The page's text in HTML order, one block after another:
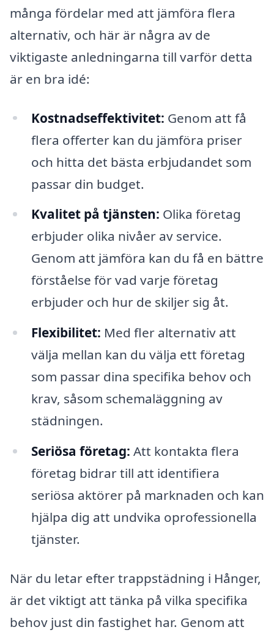
många fördelar med att jämföra flera
alternativ, och här är några av de
viktigaste anledningarna till varför detta
är en bra idé:
Kostnadseffektivitet: Genom att få
flera offerter kan du jämföra priser
och hitta det bästa erbjudandet som
passar din budget.
Kvalitet på tjänsten: Olika företag
erbjuder olika nivåer av service.
Genom att jämföra kan du få en bättre
förståelse för vad varje företag
erbjuder och hur de skiljer sig åt.
Flexibilitet: Med fler alternativ att
välja mellan kan du välja ett företag
som passar dina specifika behov och
krav, såsom schemaläggning av
städningen.
Seriösa företag: Att kontakta flera
företag bidrar till att identifiera
seriösa aktörer på marknaden och kan
hjälpa dig att undvika oprofessionella
tjänster.
När du letar efter trappstädning i Hånger,
är det viktigt att tänka på vilka specifika
behov just din fastighet har. Genom att